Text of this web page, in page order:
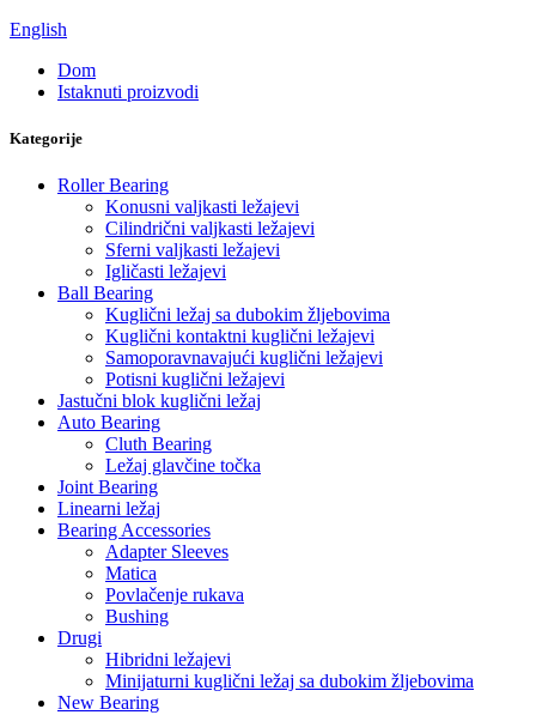
English
Dom
Istaknuti proizvodi
Kategorije
Roller Bearing
Konusni valjkasti ležajevi
Cilindrični valjkasti ležajevi
Sferni valjkasti ležajevi
Igličasti ležajevi
Ball Bearing
Kuglični ležaj sa dubokim žljebovima
Kuglični kontaktni kuglični ležajevi
Samoporavnavajući kuglični ležajevi
Potisni kuglični ležajevi
Jastučni blok kuglični ležaj
Auto Bearing
Cluth Bearing
Ležaj glavčine točka
Joint Bearing
Linearni ležaj
Bearing Accessories
Adapter Sleeves
Matica
Povlačenje rukava
Bushing
Drugi
Hibridni ležajevi
Minijaturni kuglični ležaj sa dubokim žljebovima
New Bearing